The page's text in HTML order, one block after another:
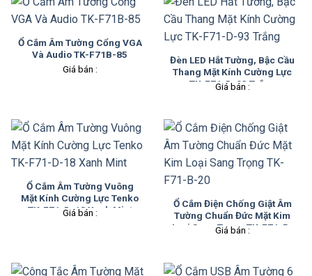
Ổ Cắm Âm Tường Cổng VGA
Và Audio TK-F71B-85
Giá bán :
Đèn LED Hắt Tường, Bậc Cầu
Thang Mặt Kính Cường Lực
TK-F71-D-93 Trắng
Giá bán :
Ổ Cắm Âm Tường Vuông
Mặt Kính Cường Lực Tenko
TK-F71-D-18 Xanh Mint
Giá bán :
Ổ Cắm Điện Chống Giật Âm
Tường Chuẩn Đức Mặt Kim
Loại Sang Trọng TK-F71-B-
Giá bán :